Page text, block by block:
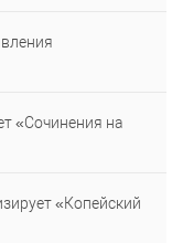
«Сочинения на
«Копейский